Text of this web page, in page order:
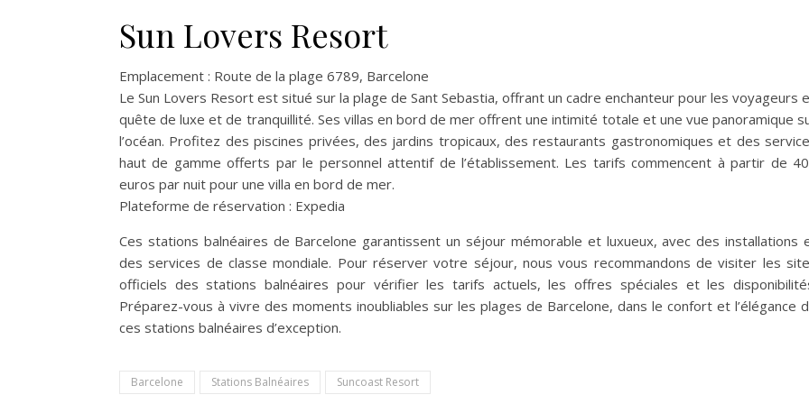
Sun Lovers Resort
Emplacement : Route de la plage 6789, Barcelone
Le Sun Lovers Resort est situé sur la plage de Sant Sebastia, offrant un cadre enchanteur pour les voyageurs
quête de luxe et de tranquillité. Ses villas en bord de mer offrent une intimité totale et une vue panoramique
l’océan. Profitez des piscines privées, des jardins tropicaux, des restaurants gastronomiques et des
haut de gamme offerts par le personnel attentif de l’établissement. Les tarifs commencent à partir de
euros par nuit pour une villa en bord de mer.
Plateforme de réservation : Expedia
Ces stations balnéaires de Barcelone garantissent un séjour mémorable et luxueux, avec des installations
des services de classe mondiale. Pour réserver votre séjour, nous vous recommandons de visiter les
officiels des stations balnéaires pour vérifier les tarifs actuels, les offres spéciales et les
Préparez-vous à vivre des moments inoubliables sur les plages de Barcelone, dans le confort et l’élégance
ces stations balnéaires d’exception.
Barcelone Stations Balnéaires Suncoast Resort